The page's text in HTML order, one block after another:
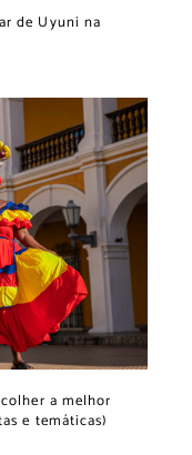
de Uyuni na
a melhor
e temáticas)